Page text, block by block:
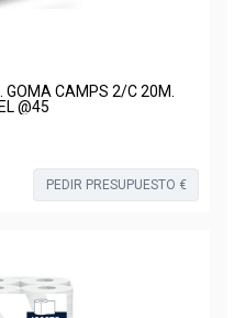
GOMA CAMPS 2/C 20M.
@45
PEDIR PRESUPUESTO €